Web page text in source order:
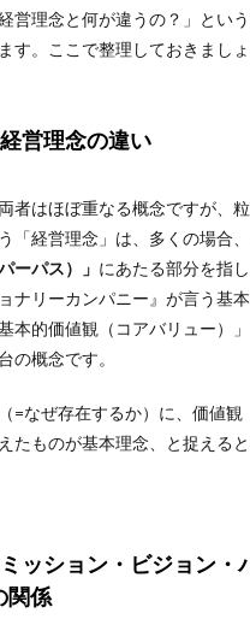
営理念と何が違うの？」とい
す。ここで整理しておきましょ
営理念の違い
者はほぼ重なる概念ですが、
「経営理念」は、多くの場合
ーパス）」 にあたる部分を指
ナリーカンパニー』が言う基本
本的価値観（コアバリュー）
の概念です。
=なぜ存在するか）に、価値観
たものが基本理念、と捉える
ッション・ビジョン・
関係